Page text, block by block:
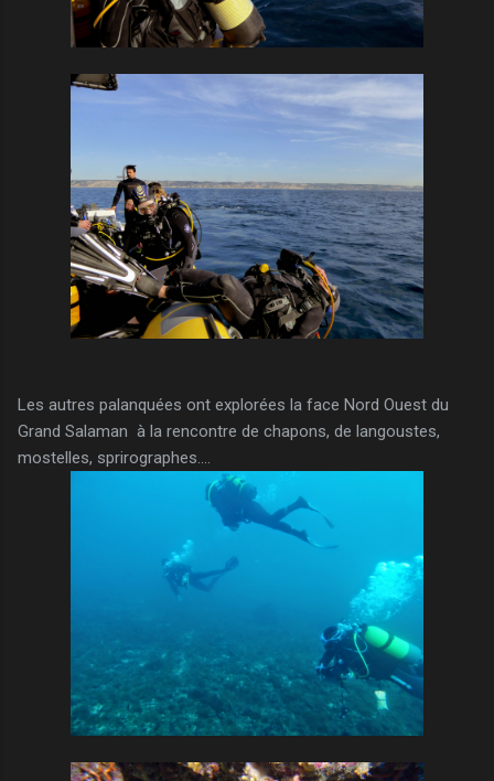
Les autres palanquées ont explorées la face Nord Ouest du
Grand Salaman à la rencontre de chapons, de langoustes,
mostelles, sprirographes....